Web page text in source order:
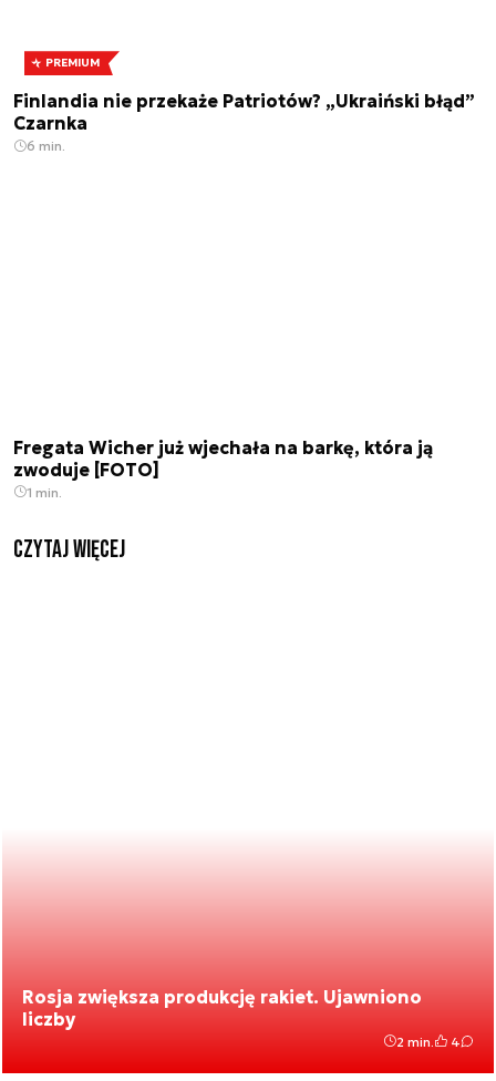
PREMIUM
Finlandia nie przekaże Patriotów? „Ukraiński błąd”
Czarnka
6 min.
Fregata Wicher już wjechała na barkę, która ją
zwoduje [FOTO]
1 min.
czytaj więcej
Rosja zwiększa produkcję rakiet. Ujawniono
liczby
2 min. 4